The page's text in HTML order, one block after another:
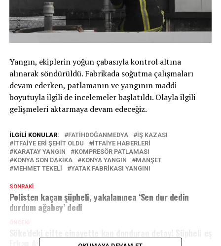
Yangın, ekiplerin yoğun çabasıyla kontrol altına
alınarak söndürüldü. Fabrikada soğutma çalışmaları
devam ederken, patlamanın ve yangının maddi
boyutuyla ilgili de incelemeler başlatıldı. Olayla ilgili
gelişmeleri aktarmaya devam edeceğiz.
İLGILI KONULAR: FATIHDOĞANMEDYA
İŞ KAZASI
ITFAIYE ERI ŞEHIT OLDU
ITFAIYE HABERLERI
KARATAY YANGIN
KOMPRESÖR PATLAMASI
KONYA SON DAKIKA
KONYA YANGIN
MANŞET
MEHMET TEKELI
YATAK FABRIKASI YANGINI
SONRAKI
Polisten kaçan şüpheli, yakalanınca ‘Sen dur dedin
durdum ağabey’ dedi
ÖNCEKI
Erkan Aslan yakalandı,